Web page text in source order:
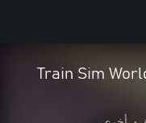
Train Sim